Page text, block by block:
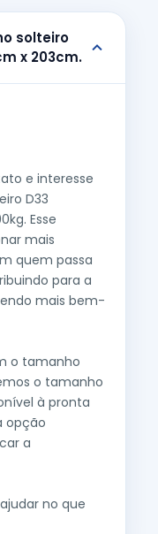
solteiro
x 203cm.
e interesse
D33
Esse
mais
quem passa
para a
mais bem-
o tamanho
o tamanho
à pronta
opção
a
no que